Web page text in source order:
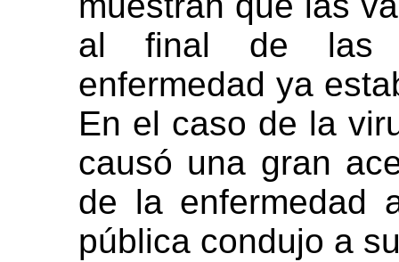
al final de las
enfermedad ya
En el caso de la
causó una gran
de la enfermedad
pública condujo a